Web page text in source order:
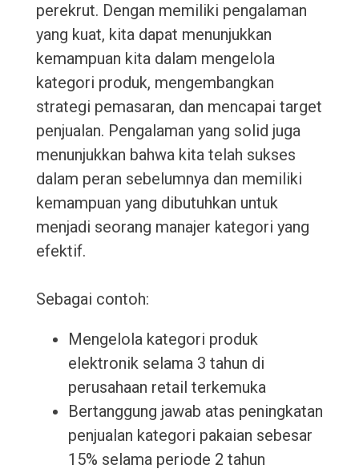
perekrut. Dengan memiliki pengalaman
yang kuat, kita dapat menunjukkan
kemampuan kita dalam mengelola
kategori produk, mengembangkan
strategi pemasaran, dan mencapai target
penjualan. Pengalaman yang solid juga
menunjukkan bahwa kita telah sukses
dalam peran sebelumnya dan memiliki
kemampuan yang dibutuhkan untuk
menjadi seorang manajer kategori yang
efektif.
Sebagai contoh:
Mengelola kategori produk
elektronik selama 3 tahun di
perusahaan retail terkemuka
Bertanggung jawab atas peningkatan
penjualan kategori pakaian sebesar
15% selama periode 2 tahun